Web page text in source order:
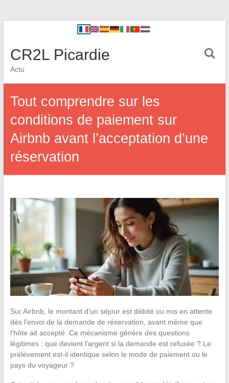
CR2L Picardie
Actu
Tout comprendre sur les
conditions de paiement sur
Airbnb avant l’acceptation d’une
réservation
Sur Airbnb, le montant d’un séjour est débité ou mis en attente
dès l’envoi de la demande de réservation, avant même que
l’hôte ait accepté. Ce mécanisme génère des questions
légitimes : que devient l’argent si la demande est refusée ? Le
prélèvement est-il identique selon le mode de paiement ou le
pays du voyageur ?